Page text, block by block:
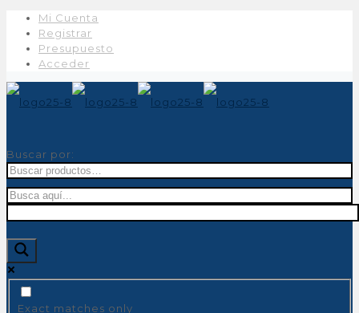
Mi Cuenta
Registrar
Presupuesto
Acceder
Buscar por:
Exact matches only